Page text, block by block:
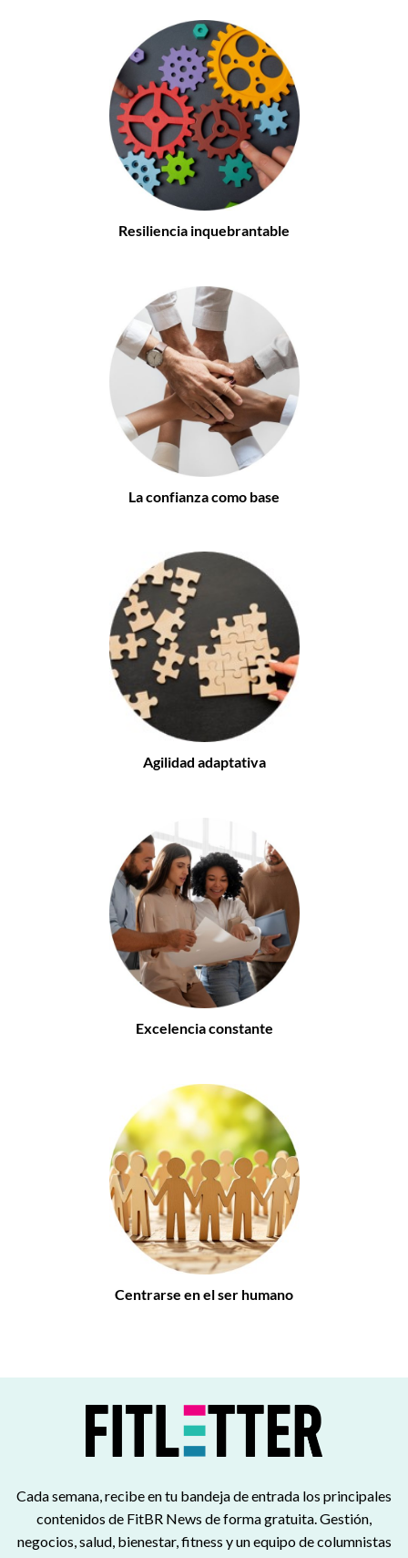
Resiliencia inquebrantable
La confianza como base
Agilidad adaptativa
Excelencia constante
Centrarse en el ser humano
Cada semana, recibe en tu bandeja de entrada los principales
contenidos de FitBR News de forma gratuita. Gestión,
negocios, salud, bienestar, fitness y un equipo de columnistas